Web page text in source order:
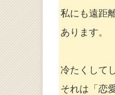
私にも遠距
あります。
冷たくして
それは「恋